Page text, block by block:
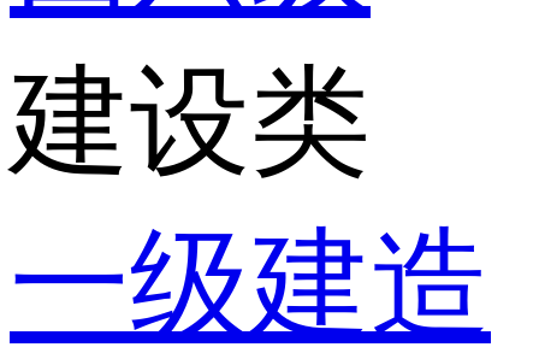
建设类
一级建造